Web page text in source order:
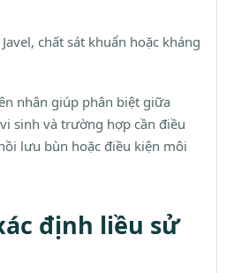
chất sát khuẩn hoặc kháng
nhân giúp phân biệt giữa
sinh và trường hợp cần điều
lưu bùn hoặc điều kiện môi
định liều sử